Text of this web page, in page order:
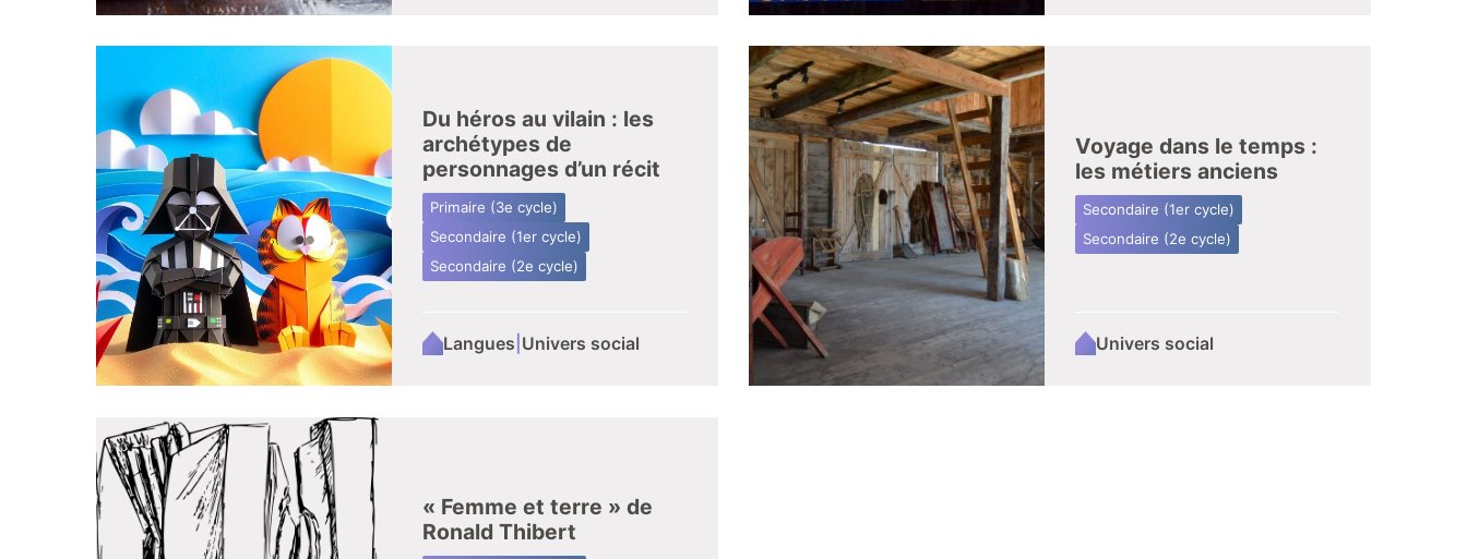
Du héros au vilain : les
archétypes de
personnages d’un récit
Primaire (3e cycle)
Secondaire (1er cycle)
Secondaire (2e cycle)
Langues Univers social
Voyage dans le temps :
les métiers anciens
Secondaire (1er cycle)
Secondaire (2e cycle)
Univers social
« Femme et terre » de
Ronald Thibert